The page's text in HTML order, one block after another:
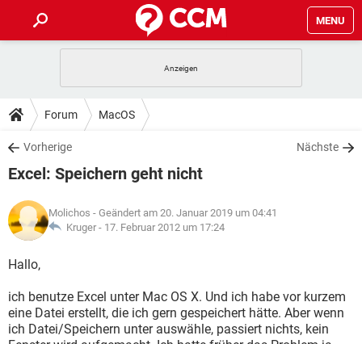
MENU
ANDROID
WINDOWS 10
WHATSAPP TIKTOK
FACEBOOK
TIPPS & TRICKS
SPIELE
WHATSAPP TIKTOK
FACEBOOK
DOWNLOADS
SPIELE STREAMING
ANDROID
WINDOWS 10 INSTAGRAM
WHATSAPP
SPIELE STREAMING
ANDROID
WINDOWS 10
WHATSAPP TIKTOK
FACEBOOK HARDWARE
LEXIKON
SPIELE
WINDOWS 10 INSTAGRAM
WHATSAPP TIKTOK
Forum MacOS
Vorherige Nächste
Excel: Speichern geht nicht
Molichos - Geändert am 20. Januar 2019 um 04:41
Kruger - 17. Februar 2012 um 17:24
Hallo,
ich benutze Excel unter Mac OS X. Und ich habe vor kurzem
eine Datei erstellt, die ich gern gespeichert hätte. Aber wenn
ich Datei/Speichern unter auswähle, passiert nichts, kein